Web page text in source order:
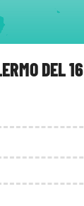
DEL 16